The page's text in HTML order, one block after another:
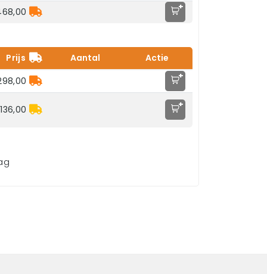
+
Prijs Aantal
Actie
+
+